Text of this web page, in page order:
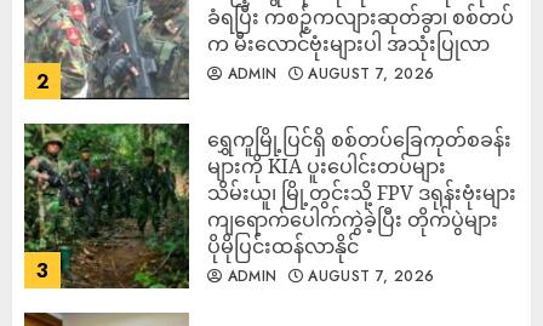
2
ခံရပြီး ကစဉ့်ကလျားဆုတ်ခွာ၊ စစ်တပ်
က မီးလောင်ဗုံးများပါ အသုံးပြုလာ
ADMIN AUGUST 7, 2026
3
‎ရွှေကူမြို့ပြင်ရှိ စစ်တပ်ခြေကုတ်စခန်း
များကို KIA ပူးပေါင်းတပ်များ
သိမ်းယူ၊ မြို့တွင်းသို့ FPV ဒရုန်းဗုံးများ
ကျရောက်ပေါက်ကွဲခဲ့ပြီး တိုက်ပွဲများ
ပိုမိုပြင်းထန်လာနိုင်
ADMIN AUGUST 7, 2026